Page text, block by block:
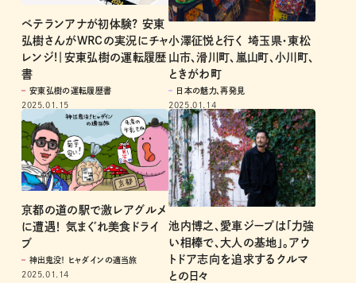
ベテランアナが初体験? 安東
弘樹さんがWRCの実況にチャ
レンジ!｜安東弘樹の運転履歴
書
安東弘樹の運転履歴書
2025.01.15
小澤征悦と行く 埼玉県・東松
山市、滑川町、嵐山町、小川町、
ときがわ町
日本の魅力、再発見
2025.01.14
京都の道の駅で激レアグルメ
に遭遇！ 気まぐれ美食ドライ
ブ
神出鬼没！ ヒャダインの適当旅
2025.01.14
池内博之、愛車ジープは「力強
い相棒で、大人の基地」。アウ
トドア志向を追求するクルマ
との日々